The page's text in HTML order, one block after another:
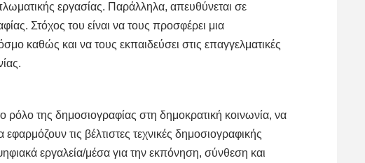
εργασίας. Παράλληλα, απευθύνεται σε
Στόχος του είναι να τους προσφέρει μια
καθώς και να τους εκπαιδεύσει στις επαγγελματικές
της δημοσιογραφίας στη δημοκρατική κοινωνία, να
τις βέλτιστες τεχνικές δημοσιογραφικής
εργαλεία/μέσα για την εκπόνηση, σύνθεση και